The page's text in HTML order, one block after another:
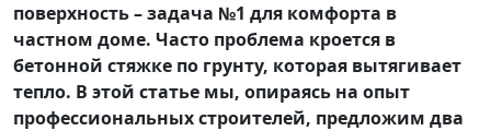
поверхность – задача №1 для комфорта в
частном доме. Часто проблема кроется в
бетонной стяжке по грунту, которая вытягивает
тепло. В этой статье мы, опираясь на опыт
профессиональных строителей, предложим два